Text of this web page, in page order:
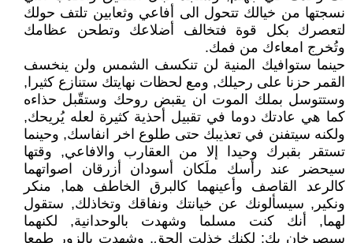
نسجتها من خيالك تتحول الى أفاعي وثعابين تلتف حولك
لتعصرك بكل قوة فتخالف أضلاعك وتطحن عظامك
وتُخرج امعاءك من فمك.
حينما ستوافيك المنية لن تنكسف الشمس ولن ينخسف
القمر حزنا على رحيلك, ومع لحظات نهايتك ستنازع كثيرا,
وستتوسل بملك الموت ان يقبض روحك وستقّبل حذاءه
كما هي عادتك دوما في تقبيل أحذية كثيرة لعله يُريحك,
ولكنه سيتفنن في تعذيبك حتى طلوع اخر انفاسك, وحينما
تستقر بقبرك وحيدا إلا من العقارب والافاعي, وقتها
سيحضر عند رأسك ملَكان أسودان أزرقان اصواتهما
كالرعد القاصف وأعينهما كالبرق الخاطف هما, منكر
ونكير, سيسألونك عن خيانتك ونفاقك وتخاذلك, ستقول
لهما, أنك كنت مسلما وشهدت بالوحدانية, لكنهما
سيصرخان بك: لكنك خذلت الحق, وشهدت بالزور طمعا